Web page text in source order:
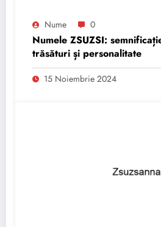
Nume 0
Numele ZSUZSI:
trăsături și personalitate
15 Noiembrie 2024